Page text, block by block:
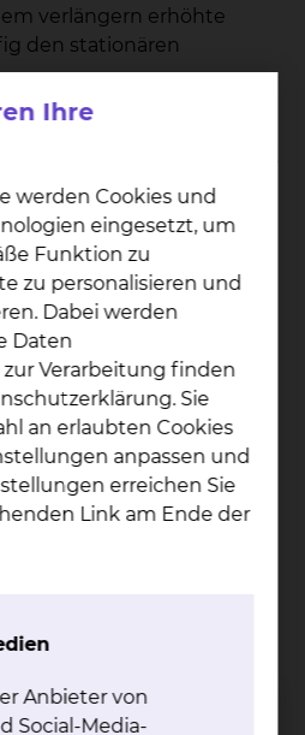
verlängern erhöhte
den stationären
Diabetiker rund um die
Aufnahmegrundes adäquat
dem 1.10.2018
erhöhte
Hierfür wird zum
mg/dl) genutzt. Das
ist jedoch die Integration
Aufnahmeroutine der
möglich.
Kooperation der
der Neurologie und
der
und den
(Netzwerk
konnte so die
bei
werden.
Ihre
werden Cookies und
eingesetzt, um
Funktion zu
zu personalisieren und
Dabei werden
Daten
Verarbeitung finden
Sie
an erlaubten Cookies
anpassen und
erreichen Sie
Link am Ende der
Anbieter von
Social-Media-